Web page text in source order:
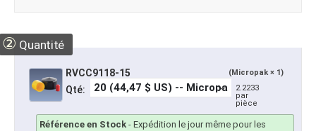
② Quantité
RVCC9118-15 (Micropak × 1)
Qté:
2.2233
par
pièce
Référence en Stock - Expédition le jour même pour les